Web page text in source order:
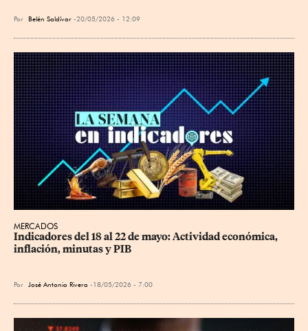
Por Belén Saldívar 20/05/2026 - 12:09
MERCADOS
Indicadores del 18 al 22 de mayo: Actividad económica,
inflación, minutas y PIB
Por José Antonio Rivera 18/05/2026 - 7:00